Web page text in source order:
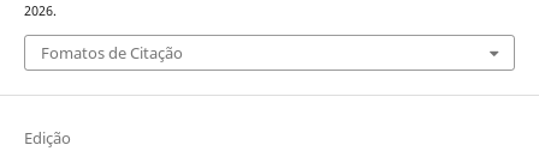
2026.
Fomatos de Citação
Edição